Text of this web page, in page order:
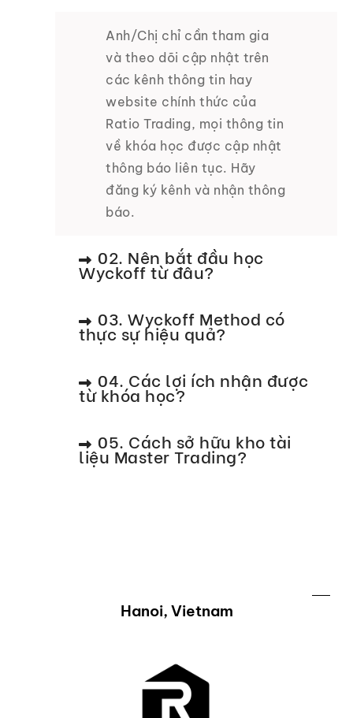
Anh/Chị chỉ cần tham gia
và theo dõi cập nhật trên
các kênh thông tin hay
website chính thức của
Ratio Trading, mọi thông tin
về khóa học được cập nhật
thông báo liên tục. Hãy
đăng ký kênh và nhận thông
báo.
02. Nên bắt đầu học
Wyckoff từ đâu?
03. Wyckoff Method có
thực sự hiệu quả?
04. Các lợi ích nhận được
từ khóa học?
05. Cách sở hữu kho tài
liệu Master Trading?
Hanoi, Vietnam